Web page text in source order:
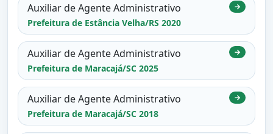
Auxiliar de Agente Administrativo
Prefeitura de Estância Velha/RS 2020
→
Auxiliar de Agente Administrativo
Prefeitura de Maracajá/SC 2025
→
Auxiliar de Agente Administrativo
Prefeitura de Maracajá/SC 2018
→